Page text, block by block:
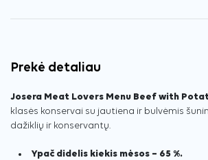
Prekė detaliau
Josera Meat Lovers Menu Beef with
klasės konservai su jautiena ir bulvėmis
dažiklių ir konservantų.
Ypač didelis kiekis mėsos – 65 %.